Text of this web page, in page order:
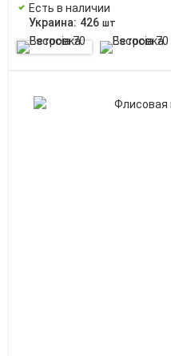
Есть в наличии
Украина: 426 шт